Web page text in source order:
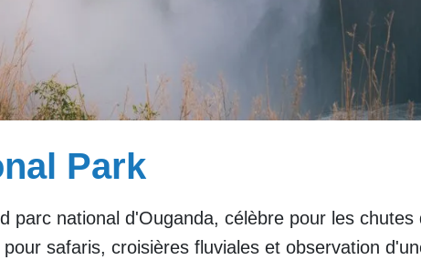
Park
parc national d'Ouganda, célèbre pour les
safaris, croisières fluviales et observation